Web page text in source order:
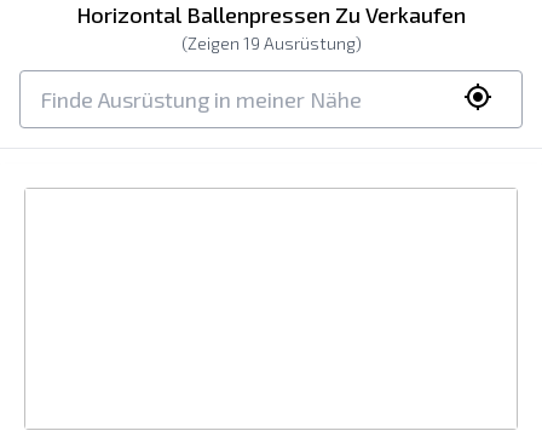
Horizontal Ballenpressen Zu Verkaufen
(Zeigen 19 Ausrüstung)